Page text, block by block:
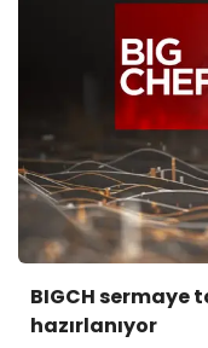
BIGCH sermaye
hazırlanıyor